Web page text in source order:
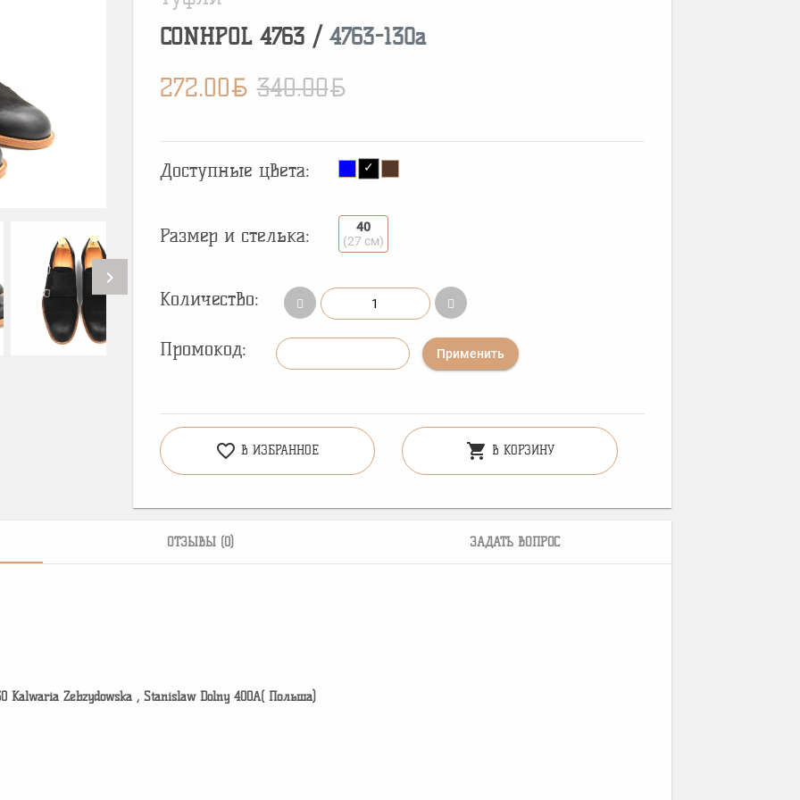
chevron_right
CONHPOL 4763/ 4763-130a
272.00BYN 340.00BYN
Доступные цвета:
Размер и стелька:
40
(27 см)
Количество:
Промокод: Применить
favorite_border В ИЗБРАННОЕ shopping_cart В КОРЗИНУ
ОТЗЫВЫ (0) ЗАДАТЬ ВОПРОС
Kalwaria Zebzydowska , Stanislaw Dolny 400A( Польша)